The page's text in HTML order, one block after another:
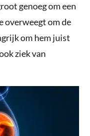
genoeg om een
overweegt om de
om hem juist
ziek van